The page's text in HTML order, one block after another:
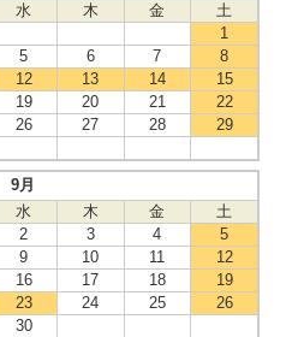
水 木 金
土
1
5 6 7
8
12 13 14
15
19 20 21
22
26 27 28
29
9月
水 木 金
土
2 3 4
5
9 10 11
12
16 17 18
19
23 24 25
26
30